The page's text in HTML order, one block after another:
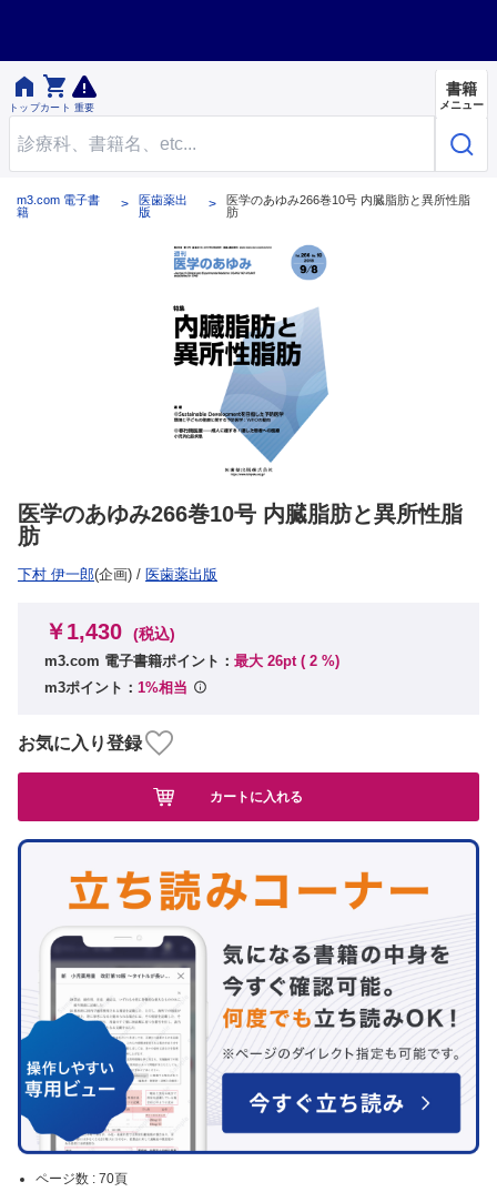

トップ

カート 重要
書籍
メニュー
m3.com 電子書
籍
医歯薬出
版
医学のあゆみ266巻10号 内臓脂肪と異所性脂
肪
医学のあゆみ266巻10号 内臓脂肪と異所性脂
肪
下村 伊一郎(企画) / 医歯薬出版
ページ数 : 70頁
￥1,430 (税込)
m3.com 電子書籍ポイント： 最大 26pt ( 2 %)
m3ポイント： 1%相当
お気に入り登録
カートに入れる